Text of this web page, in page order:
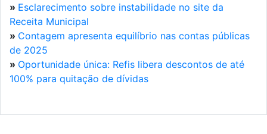
» Esclarecimento sobre instabilidade no site da
Receita Municipal
» Contagem apresenta equilíbrio nas contas públicas
de 2025
» Oportunidade única: Refis libera descontos de até
100% para quitação de dívidas